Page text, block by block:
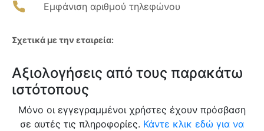
Εμφάνιση αριθμού τηλεφώνου
Σχετικά με την εταιρεία:
Αξιολογήσεις από τους παρακάτω
ιστότοπους
Μόνο οι εγγεγραμμένοι χρήστες έχουν πρόσβαση
σε αυτές τις πληροφορίες. Κάντε κλικ εδώ για να